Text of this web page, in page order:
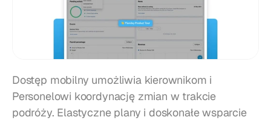
Dostęp mobilny umożliwia kierownikom i
Personelowi koordynację zmian w trakcie
podróży. Elastyczne plany i doskonałe wsparcie